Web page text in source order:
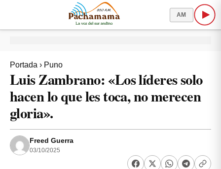
AM
Portada › Puno
Luis Zambrano: «Los líderes solo
hacen lo que les toca, no merecen
gloria».
Freed Guerra
03/10/2025